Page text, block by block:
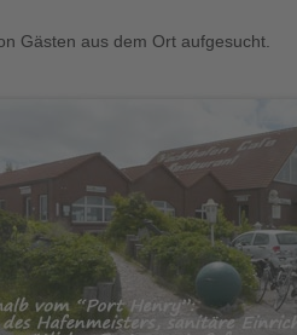
Gästen aus dem Ort aufgesucht.